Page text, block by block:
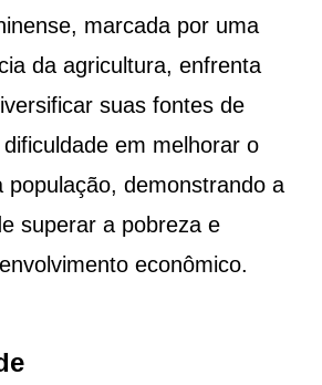
marcada por uma
da agricultura, enfrenta
suas fontes de
em melhorar o
população, demonstrando a
superar a pobreza e
econômico.